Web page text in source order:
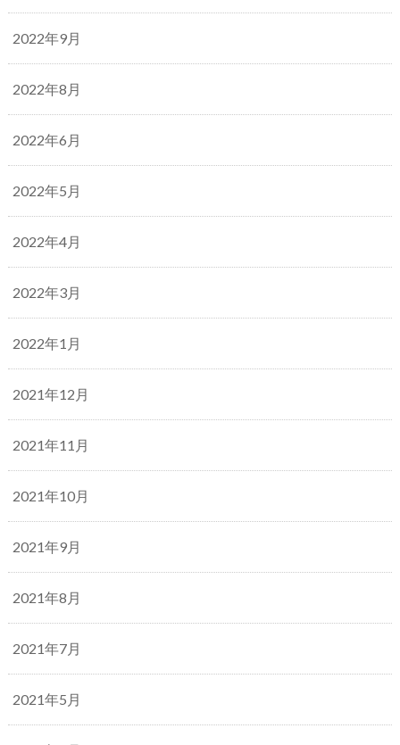
2022年9月
2022年8月
2022年6月
2022年5月
2022年4月
2022年3月
2022年1月
2021年12月
2021年11月
2021年10月
2021年9月
2021年8月
2021年7月
2021年5月